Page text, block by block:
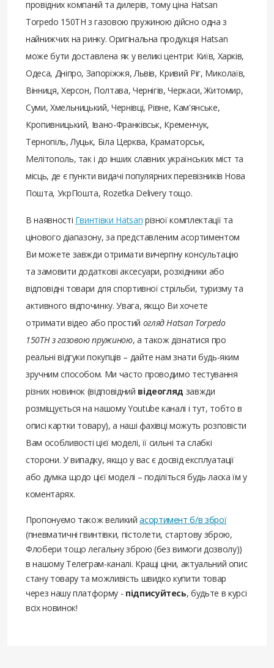
провідних компаній та дилерів, тому ціна Hatsan
Torpedo 150TH з газовою пружиною дійсно одна з
найнижчих на ринку. Оригінальна продукція Hatsan
може бути доставлена ​​як у великі центри: Київ, Харків,
Одеса, Дніпро, Запоріжжя, Львів, Кривий Ріг, Миколаїв,
Вінниця, Херсон, Полтава, Чернігів, Черкаси, Житомир,
Суми, Хмельницький, Чернівці, Рівне, Кам'янське,
Кропивницький, Івано-Франківськ, Кременчук,
Тернопіль, Луцьк, Біла Церква, Краматорськ,
Мелітополь, так і до інших славних українських міст та
місць, де є пункти видачі популярних перевізників Нова
Пошта, УкрПошта, Rozetka Delivery тощо.
В наявності Гвинтівки Hatsan різної комплектації та
цінового діапазону, за представленим асортиментом
Ви можете завжди отримати вичерпну консультацію
та замовити додаткові аксесуари, розхідники або
відповідні товари для спортивної стрільби, туризму та
активного відпочинку. Увага, якщо Ви хочете
отримати відео або простий огляд Hatsan Torpedo
150TH з газовою пружиною, а також дізнатися про
реальні відгуки покупців – дайте нам знати будь-яким
зручним способом. Ми часто проводимо тестування
різних новинок (відповідний відеогляд завжди
розміщується на нашому Youtube каналі і тут, тобто в
описі картки товару), а наші фахівці можуть розповісти
Вам особливості цієї моделі, її сильні та слабкі
сторони. У випадку, якщо у вас є досвід експлуатації
або думка щодо цієї моделі – поділіться будь ласка їм у
коментарях.
Пропонуємо також великийасортимент б/в зброї
(пневматичні гвинтівки, пістолети, стартову зброю,
Флобери тощо легальну зброю (без вимоги дозволу))
в нашому Телеграм-каналі. Кращі ціни, актуальний опис
стану товару та можливість швидко купити товар
через нашу платформу - підписуйтесь, будьте в курсі
всіх новинок!